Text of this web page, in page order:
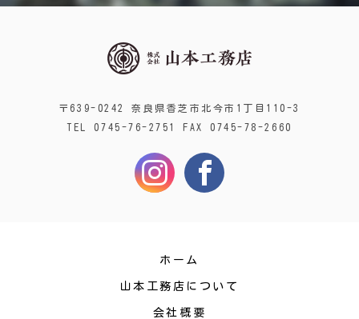
〒639-0242 奈良県香芝市北今市1丁目110-3
TEL 0745-76-2751 FAX 0745-78-2660
ホーム
山本工務店について
会社概要